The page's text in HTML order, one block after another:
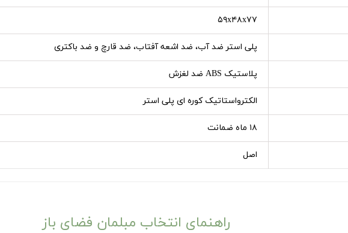
۵۹x۴۸x۷۷
پلی استر ضد آب، ضد اشعه آفتاب، ضد قارچ و ضد باکتری
پلاستیک ABS ضد لغزش
الکترواستاتیک کوره ای پلی استر
۱۸ ماه ضمانت
اصل
راهنمای انتخاب مبلمان فضای باز